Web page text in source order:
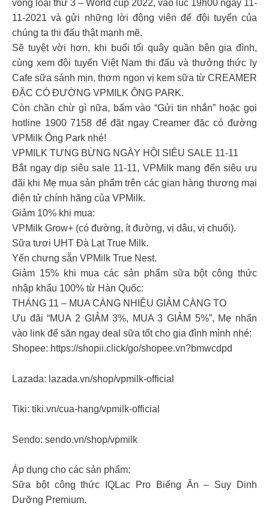
vòng loại thứ 3 – World cup 2022, vào lúc 19h00 ngày 11-
11-2021 và gửi những lời động viên để đội tuyển của
chúng ta thi đấu thật mạnh mẽ.
Sẽ tuyệt vời hơn, khi buổi tối quây quần bên gia đình,
cùng xem đội tuyển Việt Nam thi đấu và thưởng thức ly
Cafe sữa sánh mịn, thơm ngon vị kem sữa từ CREAMER
ĐẶC CÓ ĐƯỜNG VPMILK ÔNG PARK.
Còn chần chừ gì nữa, bấm vào “Gửi tin nhắn” hoặc gọi
hotline 1900 7158 để đặt ngay Creamer đặc có đường
VPMilk Ông Park nhé!
VPMILK TƯNG BỪNG NGÀY HỘI SIÊU SALE 11-11
Bắt ngay dịp siêu sale 11-11, VPMilk mang đến siêu ưu
đãi khi Mẹ mua sản phẩm trên các gian hàng thương mại
điện tử chính hãng của VPMilk.
Giảm 10% khi mua:
VPMilk Grow+ (có đường, ít đường, vị dâu, vị chuối).
Sữa tươi UHT Đà Lạt True Milk.
Yến chưng sẵn VPMilk True Nest.
Giảm 15% khi mua các sản phẩm sữa bột công thức
nhập khẩu 100% từ Hàn Quốc:
THÁNG 11 – MUA CÀNG NHIỀU GIẢM CÀNG TO
Ưu đãi “MUA 2 GIẢM 3%, MUA 3 GIẢM 5%”, Mẹ nhấn
vào link để săn ngay deal sữa tốt cho gia đình mình nhé:
Shopee: https://shopii.click/go/shopee.vn?bmwcdpd
Lazada: lazada.vn/shop/vpmilk-official
Tiki: tiki.vn/cua-hang/vpmilk-official
Sendo: sendo.vn/shop/vpmilk
Áp dụng cho các sản phẩm:
Sữa bột công thức IQLac Pro Biếng Ăn – Suy Dinh
Dưỡng Premium.